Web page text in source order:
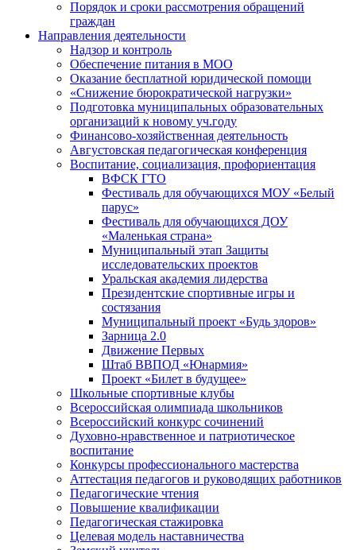
Порядок и сроки рассмотрения обращений
граждан
Направления деятельности
Надзор и контроль
Обеспечение питания в МОО
Оказание бесплатной юридической помощи
«Снижение бюрократической нагрузки»
Подготовка муниципальных образовательных
организаций к новому уч.году
Финансово-хозяйственная деятельность
Августовская педагогическая конференция
Воспитание, социализация, профориентация
ВФСК ГТО
Фестиваль для обучающихся МОУ «Белый
парус»
Фестиваль для обучающихся ДОУ
«Маленькая страна»
Муниципальный этап Защиты
исследовательских проектов
Уральская академия лидерства
Президентские спортивные игры и
состязания
Муниципальный проект «Будь здоров»
Зарница 2.0
Движение Первых
Штаб ВВПОД «Юнармия»
Проект «Билет в будущее»
Школьные спортивные клубы
Всероссийская олимпиада школьников
Всероссийский конкурс сочинений
Духовно-нравственное и патриотическое
воспитание
Конкурсы профессионального мастерства
Аттестация педагогов и руководящих работников
Педагогические чтения
Повышение квалификации
Педагогическая стажировка
Целевая модель наставничества